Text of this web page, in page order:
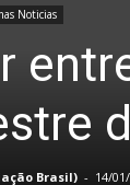
Noticias
Brasil) - 14/